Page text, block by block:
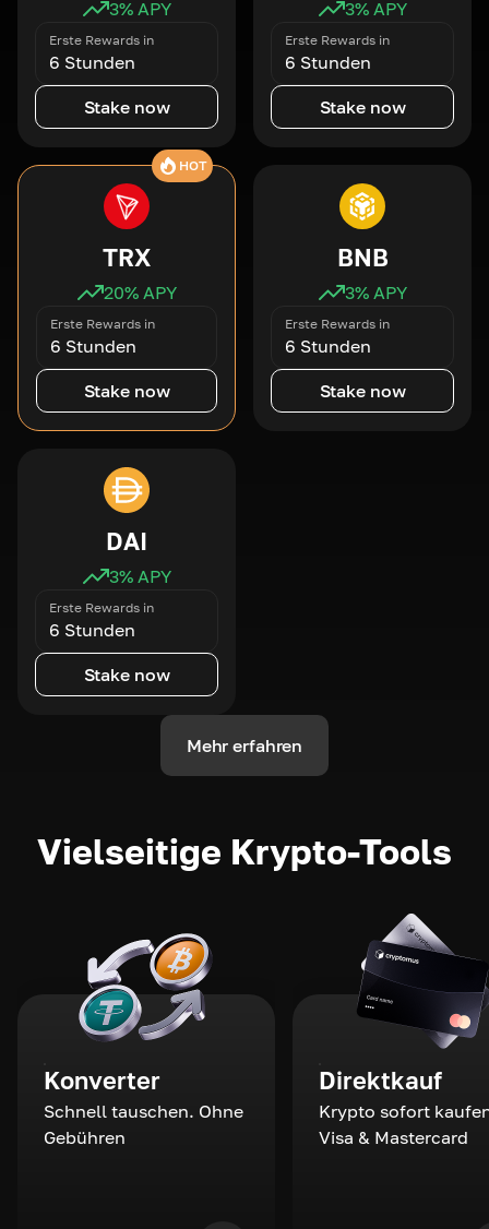
3% APY
Erste Rewards in
6 Stunden
Stake now
3% APY
Erste Rewards in
6 Stunden
Stake now
HOT
TRX
20% APY
Erste Rewards in
6 Stunden
Stake now
BNB
3% APY
Erste Rewards in
6 Stunden
Stake now
DAI
3% APY
Erste Rewards in
6 Stunden
Stake now
Mehr erfahren
Vielseitige Krypto-Tools
Konverter
Schnell tauschen. Ohne
Gebühren
Direktkauf
Krypto sofort
Visa & Mastercard